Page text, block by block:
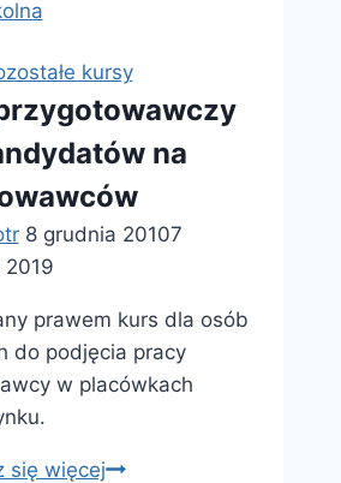
w
Mechelinkach,
koło
Gdyni!
kursy
na
8 grudnia 20107
2019
prawem kurs dla osób
do podjęcia pracy
w placówkach
się więcejKurs